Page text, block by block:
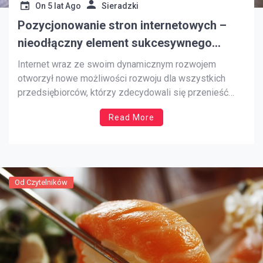
On 5 lat Ago Sieradzki
Pozycjonowanie stron internetowych –
nieodłączny element sukcesywnego
przedsiębiorstwa
Internet wraz ze swoim dynamicznym rozwojem
otworzył nowe możliwości rozwoju dla wszystkich
przedsiębiorców, którzy zdecydowali się przenieść
swoją działalność do sieci. Obecnie przy
wykorzystaniu coraz to nowych narzędzi, a także
Read More
Od Czytelników